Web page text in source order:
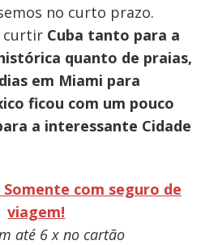
no curto prazo.
curtir Cuba tanto para a
quanto de praias,
em Miami para
ficou com um pouco
a interessante Cidade
com seguro de
viagem!
até 6 x no cartão